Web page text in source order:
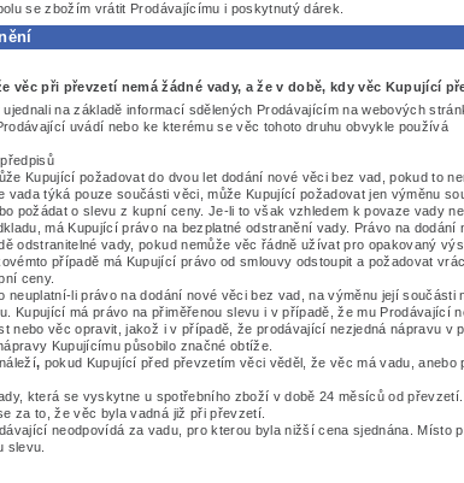
se zbožím vrátit Prodávajícímu i poskytnutý dárek.
věc při převzetí nemá žádné vady, a že v době, kdy věc Kupující
na základě informací sdělených Prodávajícím na webových
uvádí nebo ke kterému se věc tohoto druhu obvykle používá
Kupující požadovat do dvou let dodání nové věci bez vad, pokud to
vada týká pouze součásti věci, může Kupující požadovat jen výměnu
požádat o slevu z kupní ceny. Je-li to však vzhledem k povaze vady
má Kupující právo na bezplatné odstranění vady. Právo na dodání
odstranitelné vady, pokud nemůže věc řádně užívat pro opakovaný
případě má Kupující právo od smlouvy odstoupit a požadovat
ceny.
neuplatní-li právo na dodání nové věci bez vad, na výměnu její součásti
Kupující má právo na přiměřenou slevu i v případě, že mu Prodávající
nebo věc opravit, jakož i v případě, že prodávající nezjedná nápravu v
Kupujícímu působilo značné obtíže.
, pokud Kupující před převzetím věci věděl, že věc má vadu, anebo
která se vyskytne u spotřebního zboží v době 24 měsíců od
za to, že věc byla vadná již při převzetí.
neodpovídá za vadu, pro kterou byla nižší cena sjednána. Místo
slevu.